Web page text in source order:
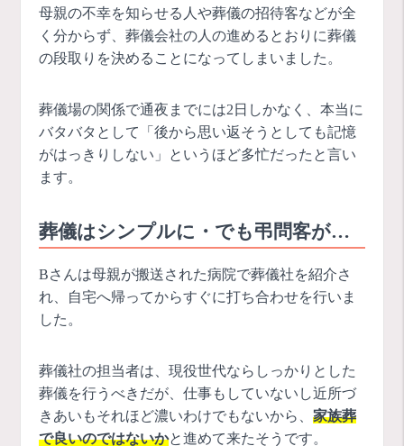
母親の不幸を知らせる人や葬儀の招待客などが全
く分からず、葬儀会社の人の進めるとおりに葬儀
の段取りを決めることになってしまいました。
葬儀場の関係で通夜までには2日しかなく、本当に
バタバタとして「後から思い返そうとしても記憶
がはっきりしない」というほど多忙だったと言い
ます。
葬儀はシンプルに・でも弔問客が…
Bさんは母親が搬送された病院で葬儀社を紹介さ
れ、自宅へ帰ってからすぐに打ち合わせを行いま
した。
葬儀社の担当者は、現役世代ならしっかりとした
葬儀を行うべきだが、仕事もしていないし近所づ
きあいもそれほど濃いわけでもないから、 家族葬
で良いのではないかと進めて来たそうです。